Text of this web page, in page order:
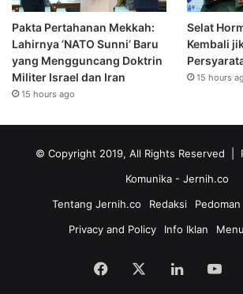
Pakta Pertahanan Mekkah:
Lahirnya ‘NATO Sunni’ Baru
yang Mengguncang Doktrin
Militer Israel dan Iran
15 hours ago
Selat
Kembali
15 hours
© Copyright 2019, All Rights Reserved |
Komunika - Jernih.co
Tentang Jernih.co
Redaksi
Privacy and Policy
Info Iklan Menu
Facebook LinkedIn